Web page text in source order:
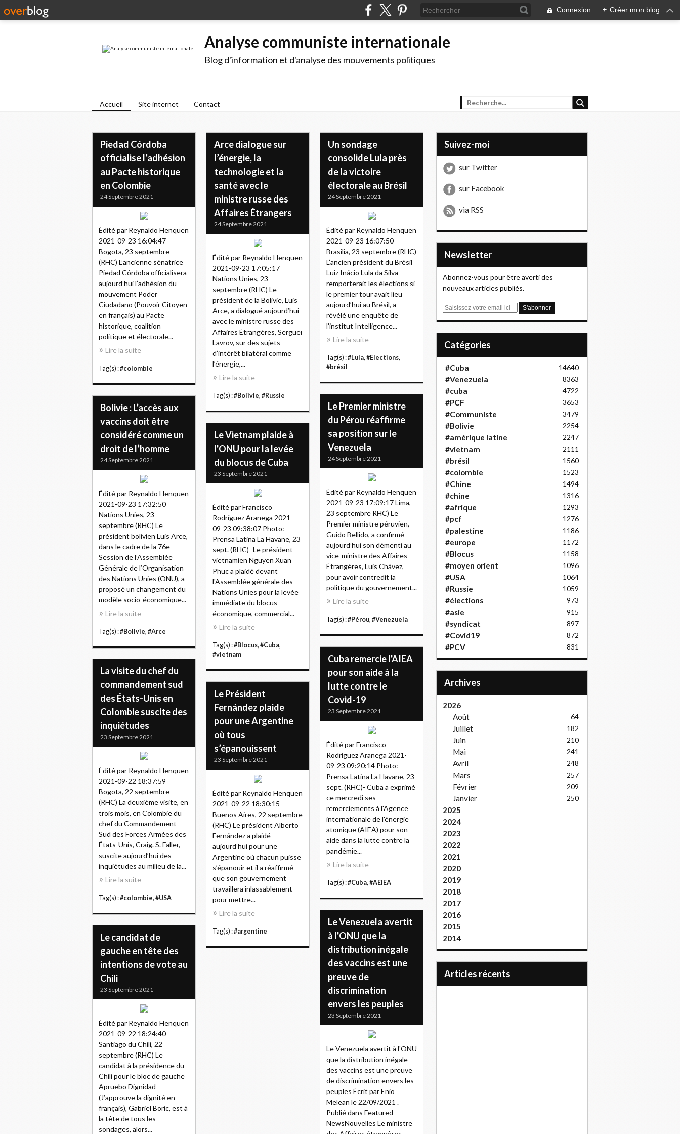
Connexion + Créer mon blog
Analyse communiste internationale
Blog d'information et d'analyse des mouvements politiques
Accueil Site internet Contact
Piedad Córdoba
officialise l’adhésion
au Pacte historique
en Colombie
24 Septembre 2021
Édité par Reynaldo Henquen
2021-09-23 16:04:47
Bogota, 23 septembre
(RHC) L’ancienne sénatrice
Piedad Córdoba officialisera
aujourd’hui l’adhésion du
mouvement Poder
Ciudadano (Pouvoir Citoyen
en français) au Pacte
historique, coalition
politique et électorale...
Lire la suite
Tag(s) :#colombie
Arce dialogue sur
l’énergie, la
technologie et la
santé avec le
ministre russe des
Affaires Étrangers
24 Septembre 2021
Édité par Reynaldo Henquen
2021-09-23 17:05:17
Nations Unies, 23
septembre (RHC) Le
président de la Bolivie, Luis
Arce, a dialogué aujourd’hui
avec le ministre russe des
Affaires Étrangères, Sergueï
Lavrov, sur des sujets
d’intérêt bilatéral comme
l’énergie,...
Lire la suite
Tag(s) :#Bolivie, #Russie
Un sondage
consolide Lula près
de la victoire
électorale au Brésil
24 Septembre 2021
Édité par Reynaldo Henquen
2021-09-23 16:07:50
Brasilia, 23 septembre (RHC)
L’ancien président du Brésil
Luiz Inácio Lula da Silva
remporterait les élections si
le premier tour avait lieu
aujourd’hui au Brésil, a
révélé une enquête de
l’institut Intelligence...
Lire la suite
Tag(s) :#Lula, #Elections,
#brésil
Le Premier ministre
du Pérou réaffirme
sa position sur le
Venezuela
24 Septembre 2021
Édité par Reynaldo Henquen
2021-09-23 17:09:17 Lima,
23 septembre RHC) Le
Premier ministre péruvien,
Guido Bellido, a confirmé
aujourd’hui son démenti au
vice-ministre des Affaires
Étrangères, Luis Chávez,
pour avoir contredit la
politique du gouvernement...
Lire la suite
Tag(s) :#Pérou, #Venezuela
Bolivie : L’accès aux
vaccins doit être
considéré comme un
droit de l’homme
24 Septembre 2021
Édité par Reynaldo Henquen
2021-09-23 17:32:50
Nations Unies, 23
septembre (RHC) Le
président bolivien Luis Arce,
dans le cadre de la 76e
Session de l’Assemblée
Générale de l’Organisation
des Nations Unies (ONU), a
proposé un changement du
modèle socio-économique...
Lire la suite
Tag(s) :#Bolivie, #Arce
Le Vietnam plaide à
l'ONU pour la levée
du blocus de Cuba
23 Septembre 2021
Édité par Francisco
Rodríguez Aranega 2021-
09-23 09:38:07 Photo:
Prensa Latina La Havane, 23
sept. (RHC)- Le président
vietnamien Nguyen Xuan
Phuc a plaidé devant
l'Assemblée générale des
Nations Unies pour la levée
immédiate du blocus
économique, commercial...
Lire la suite
Tag(s) :#Blocus, #Cuba,
#vietnam
Cuba remercie l'AIEA
pour son aide à la
lutte contre le
Covid-19
23 Septembre 2021
Édité par Francisco
Rodríguez Aranega 2021-
09-23 09:20:14 Photo:
Prensa Latina La Havane, 23
sept. (RHC)- Cuba a exprimé
ce mercredi ses
remerciements à l'Agence
internationale de l'énergie
atomique (AIEA) pour son
aide dans la lutte contre la
pandémie...
Lire la suite
Tag(s) :#Cuba, #AEIEA
La visite du chef du
commandement sud
des États-Unis en
Colombie suscite des
inquiétudes
23 Septembre 2021
Édité par Reynaldo Henquen
2021-09-22 18:37:59
Bogota, 22 septembre
(RHC) La deuxième visite, en
trois mois, en Colombie du
chef du Commandement
Sud des Forces Armées des
États-Unis, Craig. S. Faller,
suscite aujourd’hui des
inquiétudes au milieu de la...
Lire la suite
Tag(s) :#colombie, #USA
Le Président
Fernández plaide
pour une Argentine
où tous
s’épanouissent
23 Septembre 2021
Édité par Reynaldo Henquen
2021-09-22 18:30:15
Buenos Aires, 22 septembre
(RHC) Le président Alberto
Fernández a plaidé
aujourd’hui pour une
Argentine où chacun puisse
s’épanouir et il a réaffirmé
que son gouvernement
travaillera inlassablement
pour mettre...
Lire la suite
Tag(s) :#argentine
Le Venezuela avertit
à l'ONU que la
distribution inégale
des vaccins est une
preuve de
discrimination
envers les peuples
23 Septembre 2021
Le Venezuela avertit à l'ONU
que la distribution inégale
des vaccins est une preuve
de discrimination envers les
peuples Écrit par Enio
Melean le 22/09/2021 .
Publié dans Featured
NewsNouvelles Le ministre
Le candidat de
gauche en tête des
intentions de vote au
Chili
23 Septembre 2021
Édité par Reynaldo Henquen
2021-09-22 18:24:40
Santiago du Chili, 22
septembre (RHC) Le
candidat à la présidence du
Chili pour le bloc de gauche
Apruebo Dignidad
(J’approuve la dignité en
français), Gabriel Boric, est à
la tête de tous les
sondages, alors...
Suivez-moi
sur Twitter
sur Facebook
via RSS
Newsletter
Abonnez-vous pour être averti des
nouveaux articles publiés.
E
Catégories
#Cuba 14640
#Venezuela 8363
#cuba 4722
#PCF 3653
#Communiste 3479
#Bolivie 2254
#amérique latine 2247
#vietnam 2111
#brésil 1560
#colombie 1523
#Chine 1494
#chine 1316
#afrique 1293
#pcf 1276
#palestine 1186
#europe 1172
#Blocus 1158
#moyen orient 1096
#USA 1064
#Russie 1059
#élections 973
#asie 915
#syndicat 897
#Covid19 872
#PCV 831
Archives
2026
Août
64
Juillet 182
Juin 210
Mai 241
Avril 248
Mars 257
Février 209
Janvier 250
2025
2024
2023
2022
2021
2020
2019
2018
2017
2016
2015
2014
articles récents